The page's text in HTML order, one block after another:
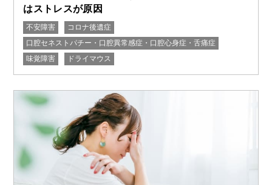
" alt="味噌汁が塩辛く感じる｜味が濃く感じる味覚過敏
はストレスが原因"/>
はストレスが原因
不安障害
コロナ後遺症
口腔セネストパチー・口腔異常感症・口腔心身症・舌痛症
味覚障害
ドライマウス